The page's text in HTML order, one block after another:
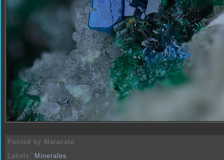
Posted by Malacate
Labels:
Minerales